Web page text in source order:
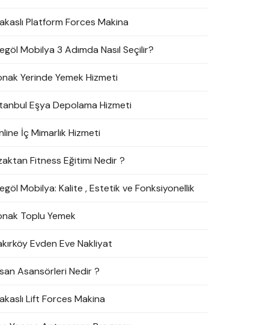
Platform Forces Makina
Mobilya 3 Adımda Nasıl Seçilir?
Yerinde Yemek Hizmeti
Eşya Depolama Hizmeti
İç Mimarlık Hizmeti
Fitness Eğitimi Nedir ?
Mobilya: Kalite , Estetik ve Fonksiyonellik
Toplu Yemek
Evden Eve Nakliyat
Asansörleri Nedir ?
Lift Forces Makina